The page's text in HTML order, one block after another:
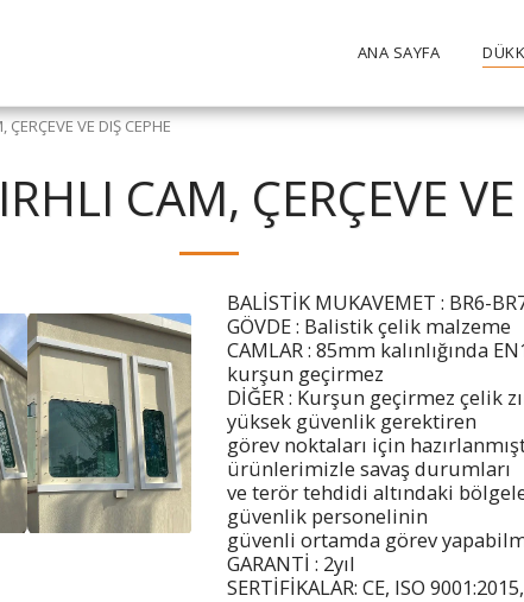
ANA SAYFA
VE DIŞ CEPHE
CAM, ÇERÇEVE
BALİSTİK MUKAVEMET : BR6-
GÖVDE : Balistik çelik malzeme
CAMLAR : 85mm kalınlığında
kurşun geçirmez
DİĞER : Kurşun geçirmez çelik
yüksek güvenlik gerektiren
görev noktaları için
ürünlerimizle savaş durumları
ve terör tehdidi altındaki
güvenlik personelinin
güvenli ortamda görev
GARANTİ : 2yıl
SERTİFİKALAR: CE, ISO